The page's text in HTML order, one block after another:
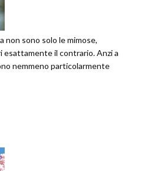
non sono solo le mimose,
esattamente il contrario. Anzi a
nemmeno particolarmente